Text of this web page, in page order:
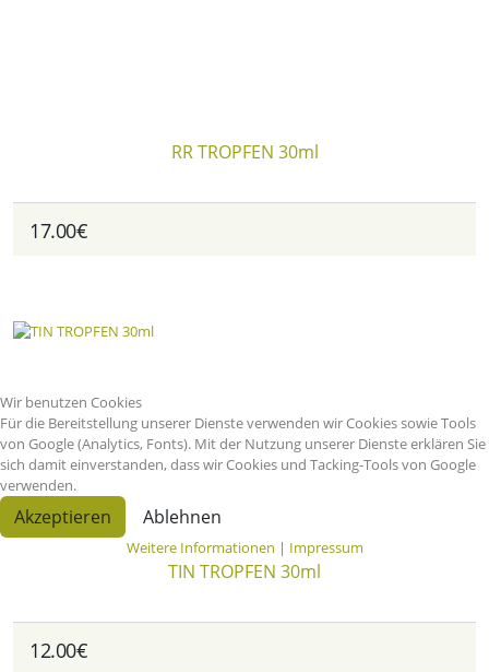
RR TROPFEN 30ml
17.00€
TIN TROPFEN 30ml
12.00€
Wir benutzen Cookies
Für die Bereitstellung unserer Dienste verwenden wir Cookies sowie Tools
von Google (Analytics, Fonts). Mit der Nutzung unserer Dienste erklären Sie
sich damit einverstanden, dass wir Cookies und Tacking-Tools von Google
verwenden.
Akzeptieren Ablehnen
Weitere Informationen | Impressum